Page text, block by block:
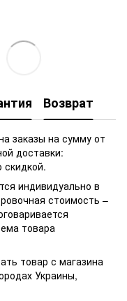
Возврат
заказы на сумму от
доставки:
скидкой.
индивидуально в
стоимость –
товара
товар с магазина
Украины,